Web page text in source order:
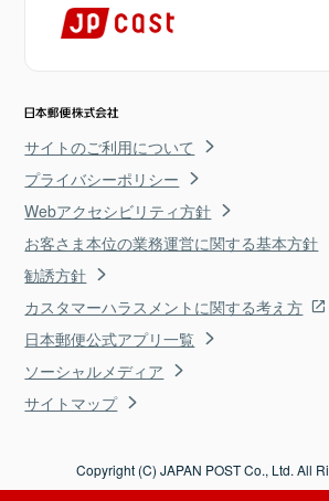
サイトのご利用について
プライバシーポリシー
Webアクセシビリティ方針
お客さま本位の業務運営に関する基本方針
勧誘方針
カスタマーハラスメントに関する考え方
日本郵便公式アプリ一覧
ソーシャルメディア
サイトマップ
Copyright (C) JAPAN POST Co., Ltd. All